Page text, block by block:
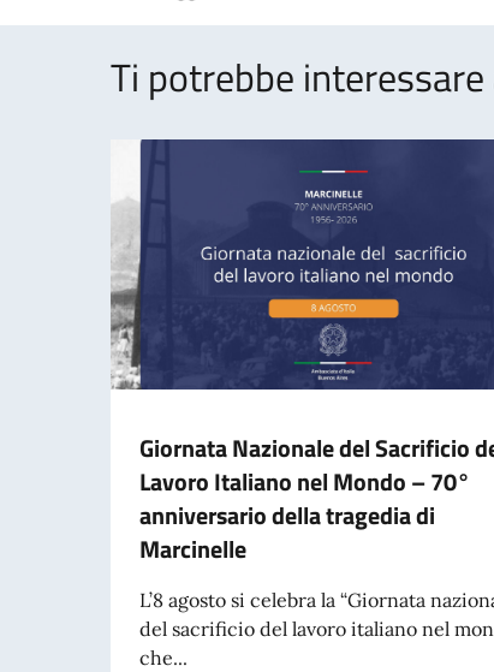
Ti potrebbe interessare
Giornata Nazionale del Sacrificio
Lavoro Italiano nel Mondo – 70°
anniversario della tragedia di
Marcinelle
L’8 agosto si celebra la “Giornata
del sacrificio del lavoro italiano nel
che...